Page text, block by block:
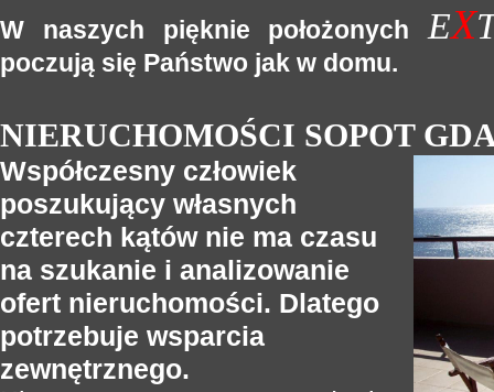
W naszych pięknie położonych EX
poczują się Państwo jak w domu.
NIERUCHOMOŚCI SOPOT
Współczesny człowiek
poszukujący własnych
czterech kątów nie ma czasu
na szukanie i analizowanie
ofert nieruchomości. Dlatego
potrzebuje wsparcia
zewnętrznego.